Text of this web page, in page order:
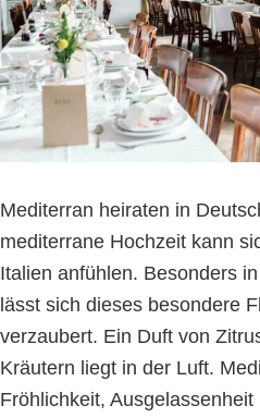
Mediterran heiraten in
mediterrane Hochzeit kann
Italien anfühlen. Besonders
lässt sich dieses besondere
verzaubert. Ein Duft von
Kräutern liegt in der Luft.
Fröhlichkeit,